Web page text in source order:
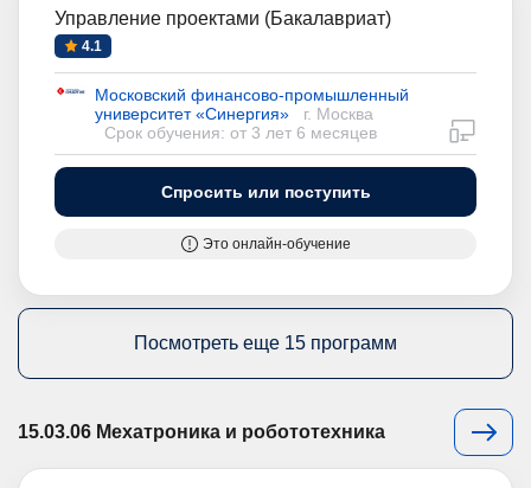
Управление проектами (Бакалавриат)
4.1
Московский финансово-промышленный
университет «Синергия»
г. Москва
Срок обучения: от 3 лет 6 месяцев
Спросить или поступить
Это онлайн-обучение
Посмотреть еще 15 программ
15.03.06 Мехатроника и робототехника